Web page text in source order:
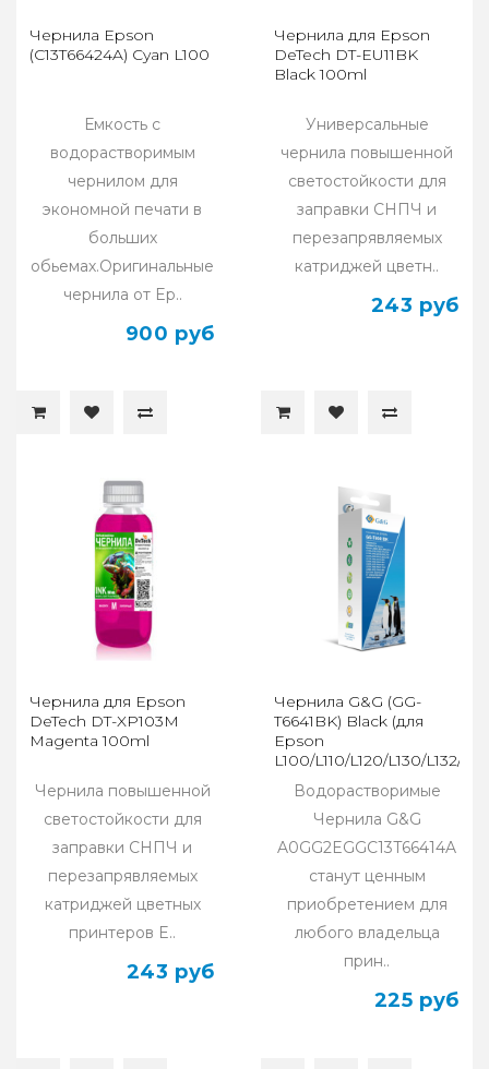
Чернила Epson
(C13T66424A) Cyan L100
Емкость с
водорастворимым
чернилом для
экономной печати в
больших
обьемах.Оригинальные
чернила от Ep..
900 руб
Чернила для Epson
DeTech DT-EU11BK
Black 100ml
Универсальные
чернила повышенной
светостойкости для
заправки СНПЧ и
перезапрявляемых
катриджей цветн..
243 руб
Чернила для Epson
DeTech DT-XP103M
Magenta 100ml
Чернила повышенной
светостойкости для
заправки СНПЧ и
перезапрявляемых
катриджей цветных
принтеров E..
243 руб
Чернила G&G (GG-
T6641BK) Black (для
Epson
L100/L110/L120/L130/L132/
100мл
Водорастворимые
Чернила G&G
A0GG2EGGC13T66414A
станут ценным
приобретением для
любого владельца
прин..
225 руб